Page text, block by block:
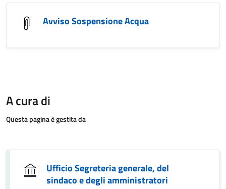
Avviso Sospensione Acqua
A cura di
Questa pagina è gestita da
Ufficio Segreteria generale, del
sindaco e degli amministratori